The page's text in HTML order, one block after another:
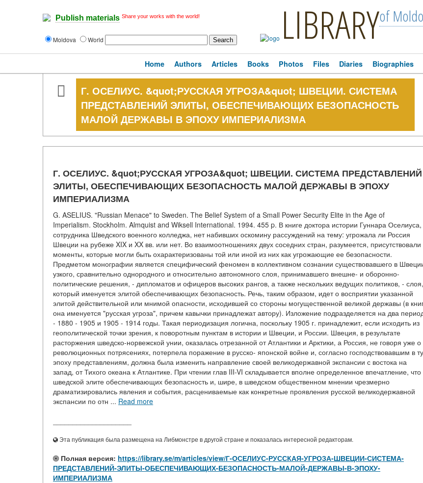
Publish materials Share your works with the world!
Moldova World LIBRARYof
Home Authors Articles Books Photos Files Diaries Biographies
Г. ОСЕЛИУС. &quot;РУССКАЯ УГРОЗА&quot; ШВЕЦИИ. СИСТЕМА
ПРЕДСТАВЛЕНИЙ ЭЛИТЫ, ОБЕСПЕЧИВАЮЩИХ БЕЗОПАСНОСТЬ
МАЛОЙ ДЕРЖАВЫ В ЭПОХУ ИМПЕРИАЛИЗМА
Г. ОСЕЛИУС. &quot;РУССКАЯ УГРОЗА&quot; ШВЕЦИИ. СИСТЕМА ПРЕДСТАВЛЕНИЙ
ЭЛИТЫ, ОБЕСПЕЧИВАЮЩИХ БЕЗОПАСНОСТЬ МАЛОЙ ДЕРЖАВЫ В ЭПОХУ
ИМПЕРИАЛИЗМА
G. ASELIUS. "Russian Menace" to Sweden. The Belief System of a Small Power Security Elite in the Age of
Imperialism. Stockholm. Almquist and Wiksell International. 1994. 455 p. В книге доктора истории Гуннара Оселиуса,
сотрудника Шведского военного колледжа, нет набивших оскомину рассуждений на тему: угрожала ли Россия
Швеции на рубеже XIX и XX вв. или нет. Во взаимоотношениях двух соседних стран, разумеется, присутствовали
моменты, которые могли быть охарактеризованы той или иной из них как угрожающие ее безопасности.
Предметом монографии является специфический феномен в коллективном сознании существовавшего в
узкого, сравнительно однородного и относительно автономного слоя, принимавшего внешне- и оборонно-
политические решения, - дипломатов и офицеров высоких рангов, а также нескольких ведущих политиков, - слоя,
который именуется элитой обеспечивающих безопасность. Речь, таким образом, идет о восприятии указанной
элитой действительной или мнимой опасности, исходившей со стороны могущественной великой державы (в
она именуется "русская угроза", причем кавычки принадлежат автору). Изложение подразделяется на два
- 1880 - 1905 и 1905 - 1914 годы. Такая периодизация логична, поскольку 1905 г. принадлежит, если исходить из
геополитической точки зрения, к поворотным пунктам в истории и Швеции, и России. Швеция, в результате
расторжения шведско-норвежской унии, оказалась отрезанной от Атлантики и Арктики, а Россия, не говоря уже о
революционных потрясениях, потерпела поражение в русско- японской войне и, согласно господствовавшим в ту
эпоху представлениям, должна была изменить направление своей великодержавной экспансии с востока на
запад, от Тихого океана к Атлантике. При чтении глав III-VI складывается вполне определенное впечатление, что
шведской элите обеспечивающих безопасность и, шире, в шведском общественном мнении чрезмерно
драматизировались явления и события, расцениваемые как конкретные проявления русской великодержавной
экспансии по отн ... Read more
Эта публикация была размещена на Либмонстре в другой стране и показалась интересной редакторам.
Полная версия: https://library.se/m/articles/view/Г-ОСЕЛИУС-РУССКАЯ-УГРОЗА-ШВЕЦИИ-СИСТЕМА-
ПРЕДСТАВЛЕНИЙ-ЭЛИТЫ-ОБЕСПЕЧИВАЮЩИХ-БЕЗОПАСНОСТЬ-МАЛОЙ-ДЕРЖАВЫ-В-ЭПОХУ-
ИМПЕРИАЛИЗМА